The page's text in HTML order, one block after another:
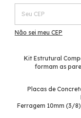
Não sei meu CEP
Kit Estrutural
formam as
Placas de
Ferragem 10mm (3/